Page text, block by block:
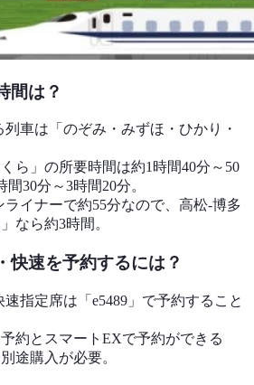
間は？
車は「のぞみ・みずほ・ひかり・
ら」の所要時間は約1時間40分～50
30分～3時間20分。
イナーで約55分なので、高松-博多
なら約3時間。
快速を予約するには？
指定席は「e5489」で予約すること
約とスマートEXで予約ができる
途購入が必要。